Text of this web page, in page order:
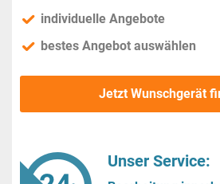
individuelle Angebote
bestes Angebot auswählen
Jetzt Wunschgerät
Unser Service: